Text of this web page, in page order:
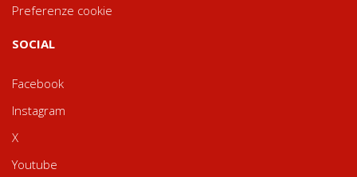
Preferenze cookie
SOCIAL
Facebook
Instagram
X
Youtube